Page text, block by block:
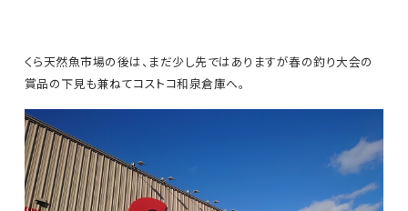
くら天然魚市場の後は、まだ少し先ではありますが春の釣り大会の
賞品の下見も兼ねてコストコ和泉倉庫へ。